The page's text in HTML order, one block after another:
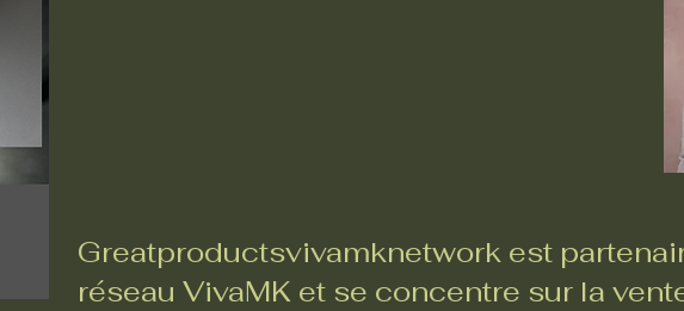
Greatproductsvivamknetwork est
réseau VivaMK et se concentre sur la